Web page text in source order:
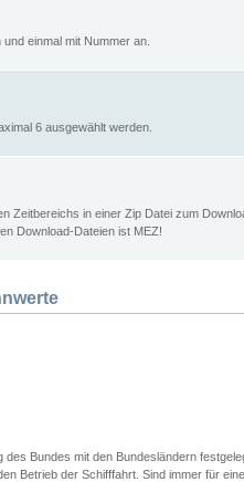
einmal mit Nummer an.
6 ausgewählt werden.
Zeitbereichs in einer Zip Datei zum
Download-Dateien ist MEZ!
Bundes mit den Bundesländern
Betrieb der Schifffahrt. Sind immer für